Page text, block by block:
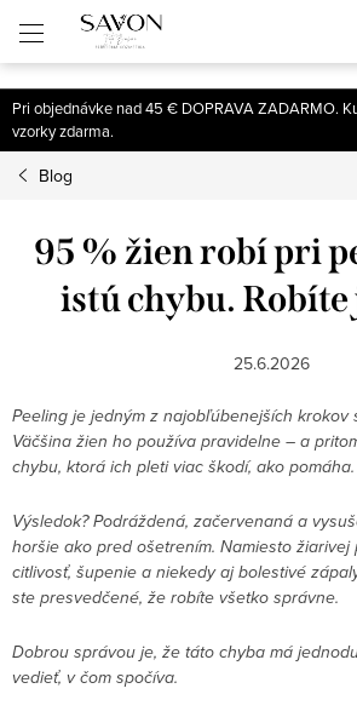
Prejsť
na
obsah
Pri objednávke nad 45 € DOPRAVA ZADARMO.
vzorky zdarma.
Blog
95 % žien robí pri
istú chybu. Robíte
25.6.2026
Peeling je jedným z najobľúbenejších krokov
Väčšina žien ho používa pravidelne – a
chybu, ktorá ich pleti viac škodí, ako pomáha.
Výsledok? Podráždená, začervenaná a
horšie ako pred ošetrením. Namiesto žiarivej
citlivosť, šupenie a niekedy aj bolestivé
ste presvedčené, že robíte všetko správne.
Dobrou správou je, že táto chyba má
vedieť, v čom spočíva.